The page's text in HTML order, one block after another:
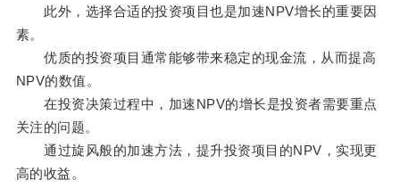
此外，选择合适的投资项目也是加速NPV增长的重要因
素。
优质的投资项目通常能够带来稳定的现金流，从而提高
NPV的数值。
在投资决策过程中，加速NPV的增长是投资者需要重点
关注的问题。
通过旋风般的加速方法，提升投资项目的NPV，实现更
高的收益。